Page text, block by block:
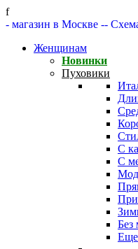
f
- магазин в Москве --
Женщинам
Новинки
Пуховики
С
С
Без
Еще